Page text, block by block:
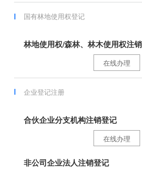
国有林地使用权登记
林地使用权/森林、林木使用权注
在线办理
企业登记注册
合伙企业分支机构注销登记
在线办理
非公司企业法人注销登记